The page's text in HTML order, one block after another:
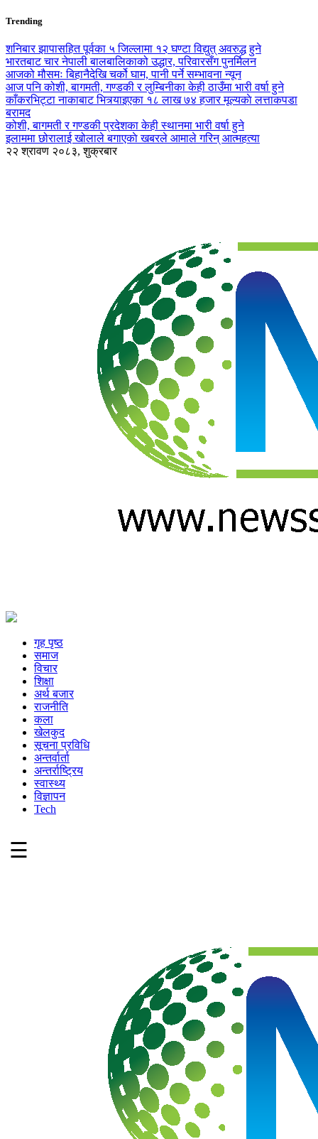
Trending
शनिबार झापासहित पूर्वका ५ जिल्लामा १२ घण्टा विद्युत् अवरुद्ध हुने
भारतबाट चार नेपाली बालबालिकाको उद्धार, परिवारसँग पुनर्मिलन
आजको मौसमः बिहानैदेखि चर्को घाम, पानी पर्ने सम्भावना न्यून
आज पनि कोशी, बागमती, गण्डकी र लुम्बिनीका केही ठाउँमा भारी वर्षा हुने
काँकरभिट्टा नाकाबाट भित्र्याइएका १८ लाख ७४ हजार मूल्यकाे लत्ताकपडा
बरामद
कोशी, बागमती र गण्डकी प्रदेशका केही स्थानमा भारी वर्षा हुने
इलाममा छोरालाई खोलाले बगाएकाे खबरले आमाले गरिन् आत्महत्या
२२ श्रावण २०८३, शुक्रबार
गृह पृष्ठ
समाज
विचार
शिक्षा
अर्थ बजार
राजनीति
कला
खेलकुद
सूचना प्रविधि
अन्तर्वार्ता
अन्तर्राष्ट्रिय
स्वास्थ्य
विज्ञापन
Tech
☰